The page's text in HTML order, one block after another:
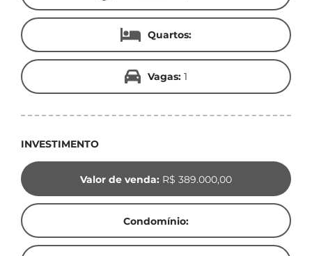
Quartos:
Vagas: 1
INVESTIMENTO
Valor de venda: R$ 389.000,00
Condomínio: